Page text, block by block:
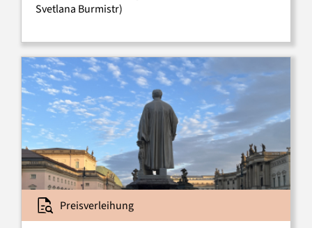
Svetlana Burmistr)
Preisverleihung